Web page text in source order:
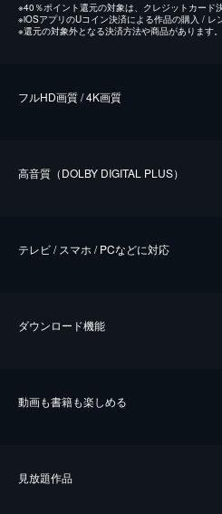
※40％ポイント還元の対象は、クレジットカード
※iOSアプリのUコイン決済による作品の購入 / レ
※還元の対象外となる決済方法や商品があります
フルHD画質 / 4K画質
⾼⾳質（DOLBY DIGITAL PLUS）
テレビ / スマホ / PCなどに対応
ダウンロード機能
動画も書籍も楽しめる
⾒放題作品